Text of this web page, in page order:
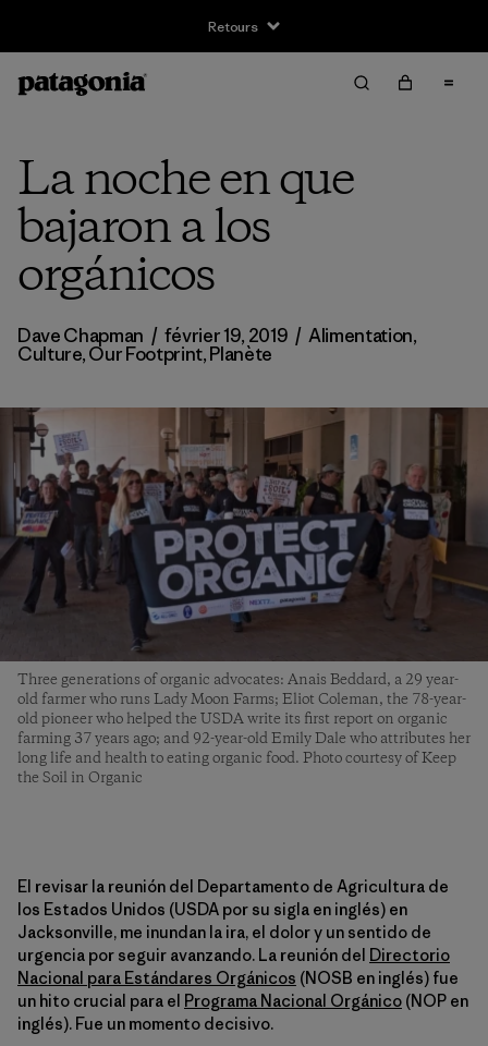
Retours
La noche en que
bajaron a los
orgánicos
Dave Chapman / février 19, 2019 / Alimentation,
Culture,Our Footprint,Planète
Three generations of organic advocates: Anais Beddard, a 29 year-
old farmer who runs Lady Moon Farms; Eliot Coleman, the 78-year-
old pioneer who helped the USDA write its first report on organic
farming 37 years ago; and 92-year-old Emily Dale who attributes her
long life and health to eating organic food. Photo courtesy of Keep
the Soil in Organic
El revisar la reunión del Departamento de Agricultura de
los Estados Unidos (USDA por su sigla en inglés) en
Jacksonville, me inundan la ira, el dolor y un sentido de
urgencia por seguir avanzando. La reunión del Directorio
Nacional para Estándares Orgánicos (NOSB en inglés) fue
un hito crucial para el Programa Nacional Orgánico (NOP en
inglés). Fue un momento decisivo.